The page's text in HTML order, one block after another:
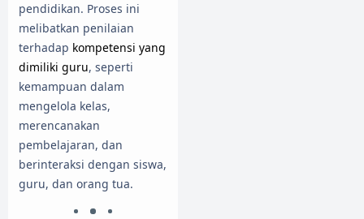
pendidikan. Proses ini
melibatkan penilaian
terhadap kompetensi yang
dimiliki guru, seperti
kemampuan dalam
mengelola kelas,
merencanakan
pembelajaran, dan
berinteraksi dengan siswa,
guru, dan orang tua.